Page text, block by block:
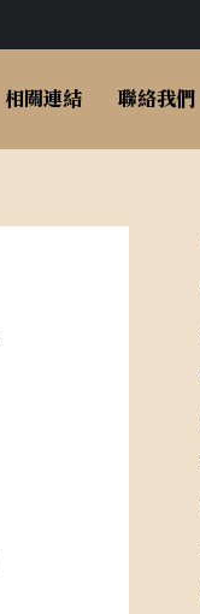
相關連結 聯絡我們